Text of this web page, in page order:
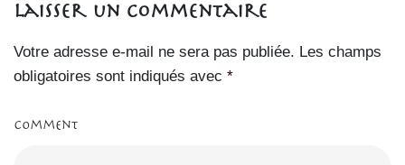
Laisser un commentaire
Votre adresse e-mail ne sera pas publiée. Les champs
obligatoires sont indiqués avec *
Comment